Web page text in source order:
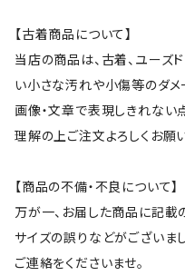
【古着商品について】
当店の商品は、古着、ユーズ
い小さな汚れや小傷等のダメ
画像・文章で表現しきれない
理解の上ご注文よろしくお願
【商品の不備・不良について】
万が一、お届した商品に記載
サイズの誤りなどがございま
ご連絡をくださいませ。